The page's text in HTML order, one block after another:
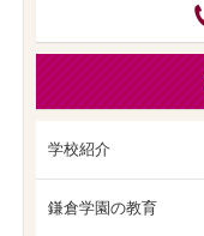
学校紹介
鎌倉学園の教育